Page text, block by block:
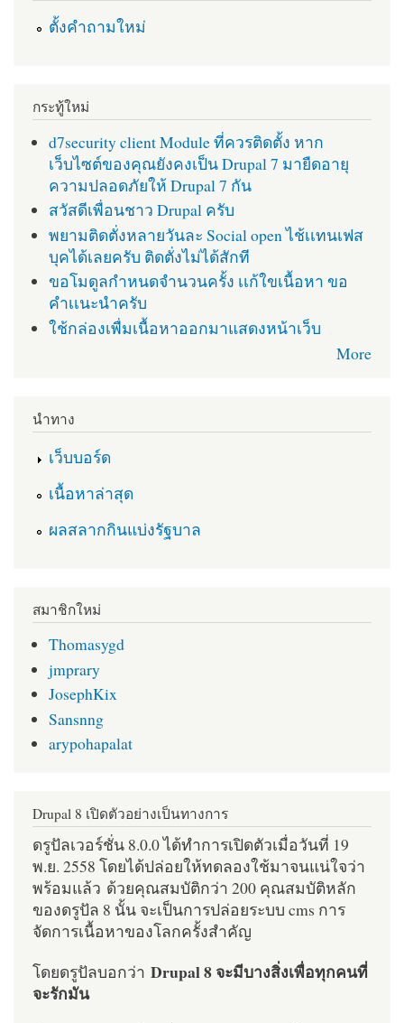
ตั้งคำถามใหม่
กระทู้ใหม่
d7security client Module ที่ควรติดตั้ง หาก
เว็บไซต์ของคุณยังคงเป็น Drupal 7 มายืดอายุ
ความปลอดภัยให้ Drupal 7 กัน
สวัสดีเพื่อนชาว Drupal ครับ
พยามติดตั่งหลายวันละ Social open ไช้เเทนเฟส
บุคได้เลยครับ ติดตั่งไม่ได้สักที
ขอโมดูลกำหนดจำนวนครั้ง เเก้ใขเนื้อหา ขอ
คำเเนะนำครับ
ใช้กล่องเพื่มเนื้อหาออกมาแสดงหน้าเว็บ
More
นำทาง
เว็บบอร์ด
เนื้อหาล่าสุด
ผลสลากกินแบ่งรัฐบาล
สมาชิกใหม่
Thomasygd
jmprary
JosephKix
Sansnng
arypohapalat
Drupal 8 เปิดตัวอย่างเป็นทางการ
ดรูปัลเวอร์ชั่น 8.0.0 ได้ทำการเปิดตัวเมื่อวันที่ 19
พ.ย. 2558 โดยได้ปล่อยให้ทดลองใช้มาจนแน่ใจว่า
พร้อมแล้ว ด้วยคุณสมบัติกว่า 200 คุณสมบัติหลัก
ของดรูปัล 8 นั้น จะเป็นการปล่อยระบบ cms การ
จัดการเนื้อหาของโลกครั้งสำคัญ
โดยดรูปัลบอกว่า Drupal 8 จะมีบางสิ่งเพื่อทุกคนที่
จะรักมัน